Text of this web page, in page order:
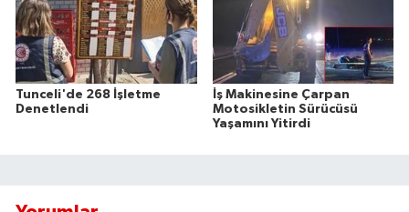
Tunceli'de 268 İşletme
Denetlendi
İş Makinesine Çarpan
Motosikletin Sürücüsü
Yaşamını Yitirdi